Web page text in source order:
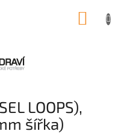
LOOPS),
šířka)